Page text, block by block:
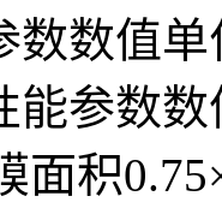
数数值
参数数
面积0.75